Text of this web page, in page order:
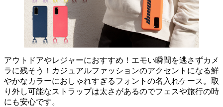
アウトドアやレジャーにおすすめ！エモい瞬間を逃さずカメ
ラに残そう！カジュアルファッションのアクセントになる鮮
やかなカラーにおしゃれすぎるフォントの名入れケース。取
り外し可能なストラップは太さがあるのでフェスや旅行の時
にも安心です。